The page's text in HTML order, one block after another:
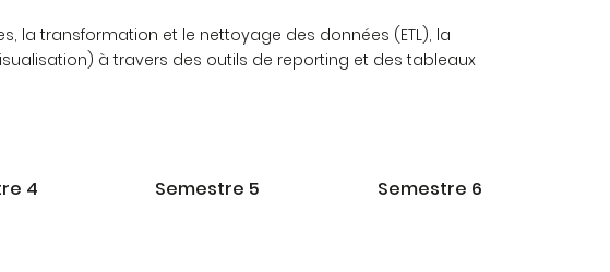
la transformation et le nettoyage des données (ETL), la
à travers des outils de reporting et des tableaux
4 Semestre 5 Semestre 6